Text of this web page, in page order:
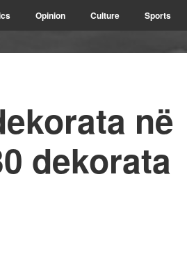
Opinion Culture Sports
në
dekorata